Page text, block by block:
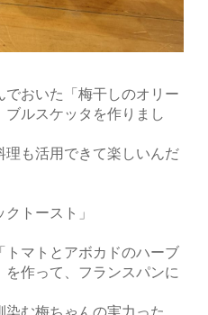
おいた「梅干しのオリー
ルスケッタを作りまし
理も活用できて楽しいんだ
トースト」
トマトとアボカドのハーブ
作って、フランスパンに
む梅ちゃんの実力った